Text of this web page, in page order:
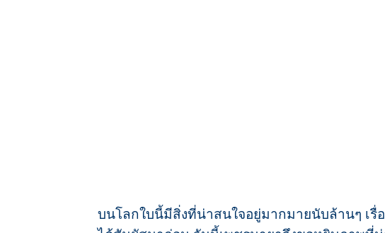
บนโลกใบนี้มีสิ่งที่น่าสนใจอยู่มากมายนับล้านๆ เรื่อ